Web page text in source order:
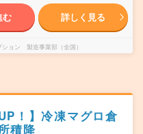
む 詳しく見る
ョン 製造事業部（全国）
！】冷凍マグロ倉
積降